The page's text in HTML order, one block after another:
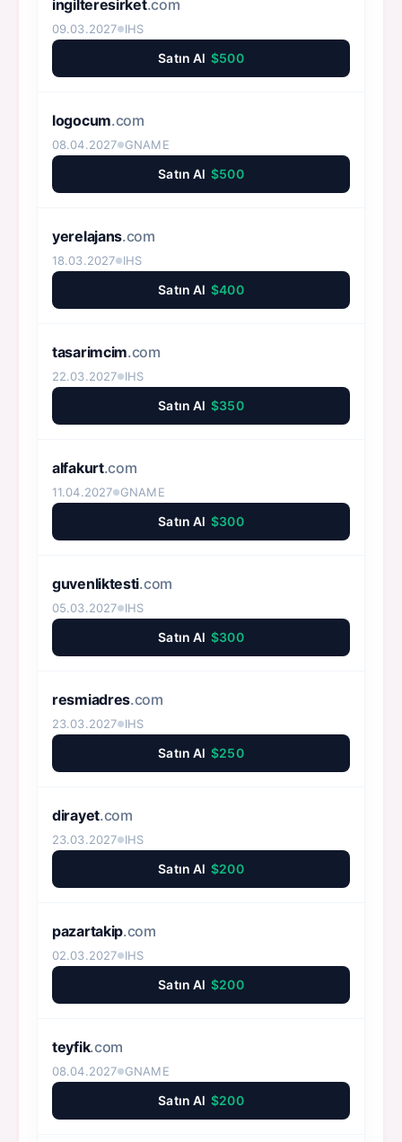
ingilteresirket.com
09.03.2027●IHS
Satın Al $500
logocum.com
08.04.2027●GNAME
Satın Al $500
yerelajans.com
18.03.2027●IHS
Satın Al $400
tasarimcim.com
22.03.2027●IHS
Satın Al $350
alfakurt.com
11.04.2027●GNAME
Satın Al $300
guvenliktesti.com
05.03.2027●IHS
Satın Al $300
resmiadres.com
23.03.2027●IHS
Satın Al $250
dirayet.com
23.03.2027●IHS
Satın Al $200
pazartakip.com
02.03.2027●IHS
Satın Al $200
teyfik.com
08.04.2027●GNAME
Satın Al $200